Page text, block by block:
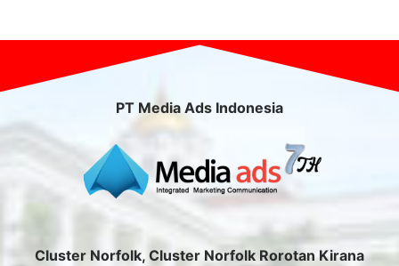
PT Media Ads Indonesia
Cluster Norfolk, Cluster Norfolk Rorotan Kirana